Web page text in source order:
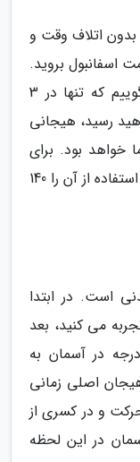
اتلاف وقت و
اسفانبول بروید.
در تعریف از این غول ریلی کافیست بگوییم که تنها در 3
خواهید رسید، هیجانی
خواهد بود. برای
راعیت نکاتی ایمنی حداقل قد افراد برای استفاده از آن را 140
است. در ابتدا
می کنید، بعد
از گذر چند ثانیه شما به صورت 360 درجه در آسمان به
اصلی زمانی
و در کسری از
در این لحظه